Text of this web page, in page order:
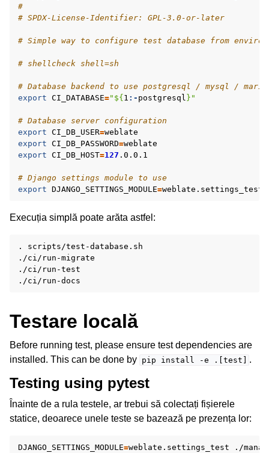
#
# SPDX-License-Identifier: GPL-3.0-or-later
# Simple way to configure test database from
# shellcheck shell=sh
# Database backend to use postgresql / mysql /
export CI_DATABASE=" ${ 1 :- postgresql } "
# Database server configuration
export CI_DB_USER=
export CI_DB_PASSWORD=
export CI_DB_HOST=127 .0.0.1
# Django settings module to use
export DJANGO_SETTINGS_MODULE=
Execuția simplă poate arăta astfel:
.
scripts/test-database.sh
./ci/run-migrate
./ci/run-test
Testare locală
Before running test, please ensure test dependencies are
installed. This can be done by pip install -e .[test] .
Testing using pytest
Înainte de a rula testele, ar trebui să colectați fișierele
statice, deoarece unele teste se bazează pe prezența lor:
DJANGO_SETTINGS_MODULE=weblate.settings_test ./